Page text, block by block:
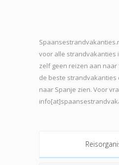
voor alle strandvakanties
zelf geen reizen aan naar
de beste strandvakanties
naar Spanje zien. Voor